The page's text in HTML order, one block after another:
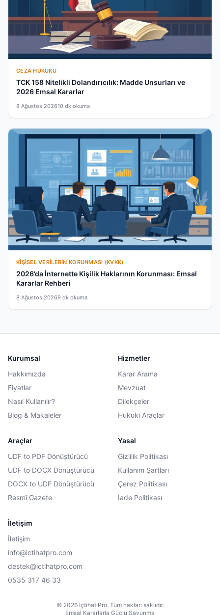
CEZA HUKUKU
TCK 158 Nitelikli Dolandırıcılık: Madde Unsurları ve
2026 Emsal Kararlar
8 Ağustos 202610 dk okuma
KIŞISEL VERILERIN KORUNMASI (KVKK)
2026’da İnternette Kişilik Haklarının Korunması: Emsal
Kararlar Rehberi
8 Ağustos 20269 dk okuma
Kurumsal
Hakkımızda
Fiyatlar
Nasıl Kullanılır?
Blog & Makaleler
Hizmetler
Karar Arama
Mevzuat
Dilekçeler
Hukuki Araçlar
Araçlar
UDF to PDF Dönüştürücü
UDF to DOCX Dönüştürücü
DOCX to UDF Dönüştürücü
Resmî Gazete
Yasal
Gizlilik Politikası
Kullanım Şartları
Çerez Politikası
İade Politikası
İletişim
İletişim
info@ictihatpro.com
destek@ictihatpro.com
0535 317 46 33
© 2026 İçtihat Pro. Tüm hakları saklıdır.
Emsal Kararlarla Güçlü Savunma